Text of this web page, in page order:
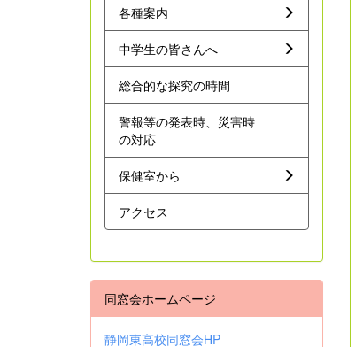
各種案内
中学生の皆さんへ
総合的な探究の時間
警報等の発表時、災害時
の対応
保健室から
アクセス
同窓会ホームページ
静岡東高校同窓会HP